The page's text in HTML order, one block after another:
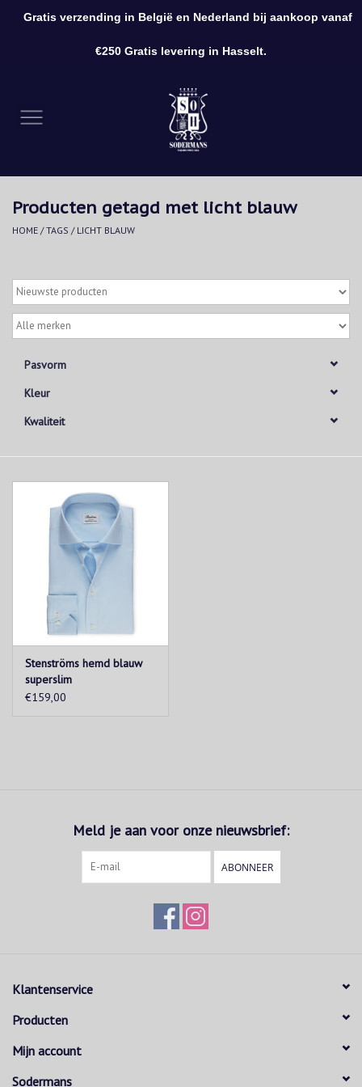
Kleding
Accessoires
Producten getagd met licht blauw
HOME /TAGS / LICHT BLAUW
Pasvorm
Kleur
Kwaliteit
Stenströms hemd blauw
superslim
€159,00
Meld je aan voor onze nieuwsbrief:
ABONNEER
Klantenservice
Producten
Mijn account
Sodermans
Gratis verzending in België en Nederland bij aankoop vanaf
€250 Gratis levering in Hasselt.